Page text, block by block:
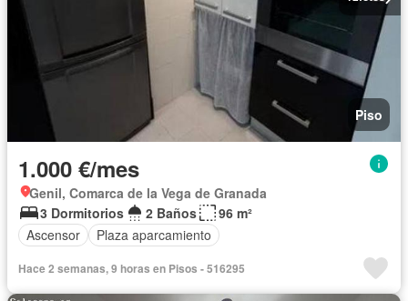
Piso
1.000 €/mes
Genil, Comarca de la Vega de Granada
3 Dormitorios
2 Baños
96 m²
Ascensor
Plaza aparcamiento
Hace 2 semanas, 9 horas en Pisos - 516295